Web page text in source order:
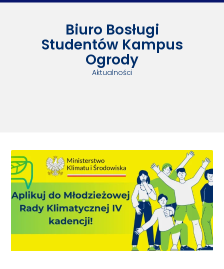
Biuro Bosługi
Studentów Kampus
Ogrody
Aktualności